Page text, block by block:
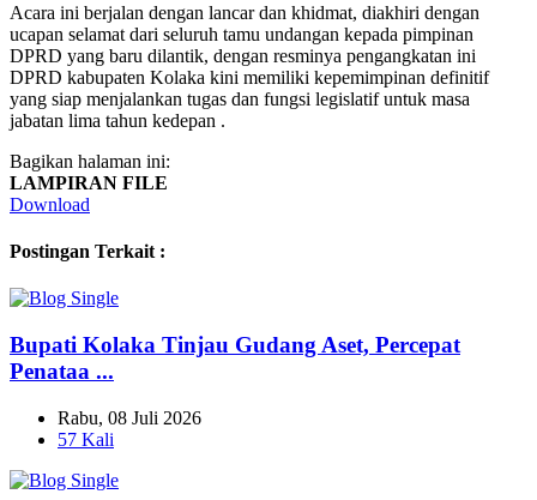
Acara ini berjalan dengan lancar dan khidmat, diakhiri dengan
ucapan selamat dari seluruh tamu undangan kepada pimpinan
DPRD yang baru dilantik, dengan resminya pengangkatan ini
DPRD kabupaten Kolaka kini memiliki kepemimpinan definitif
yang siap menjalankan tugas dan fungsi legislatif untuk masa
jabatan lima tahun kedepan .
Bagikan halaman ini:
LAMPIRAN FILE
Download
Postingan Terkait :
Bupati Kolaka Tinjau Gudang Aset, Percepat
Penataa ...
Rabu, 08 Juli 2026
57 Kali